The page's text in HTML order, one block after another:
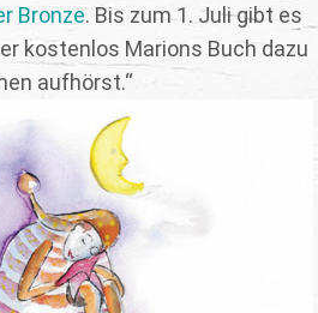
Bronze. Bis zum 1. Juli gibt es
kostenlos Marions Buch dazu
aufhörst.“